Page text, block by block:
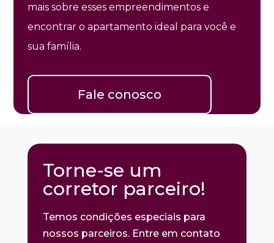
mais sobre esses empreendimentos e
encontrar o apartamento ideal para você e
sua família.
Fale conosco
Torne-se um
corretor parceiro!
Temos condições especiais para
nossos parceiros. Entre em contato